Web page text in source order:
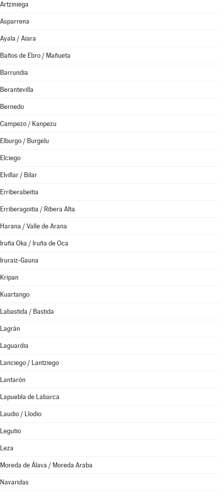
Artziniega
Asparrena
Ayala / Aiara
Baños de Ebro / Mañueta
Barrundia
Berantevilla
Bernedo
Campezo / Kanpezu
Elburgo / Burgelu
Elciego
Elvillar / Bilar
Erriberabeitia
Erriberagoitia / Ribera Alta
Harana / Valle de Arana
Iruña Oka / Iruña de Oca
Iruraiz-Gauna
Kripan
Kuartango
Labastida / Bastida
Lagrán
Laguardia
Lanciego / Lantziego
Lantarón
Lapuebla de Labarca
Laudio / Llodio
Legutio
Leza
Moreda de Álava / Moreda Araba
Navaridas